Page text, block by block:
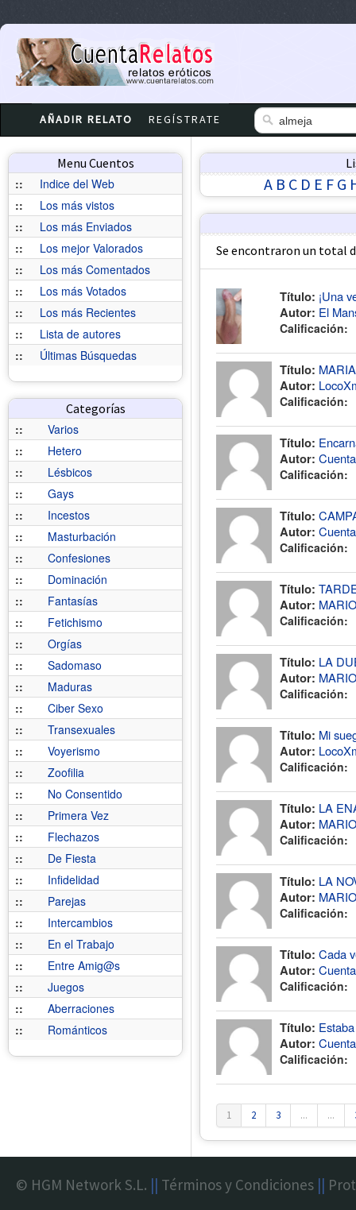
AÑADIR RELATO REGÍSTRATE
Menu Cuentos
::
Indice del Web
::
Los más vistos
::
Los más Enviados
::
Los mejor Valorados
::
Los más Comentados
::
Los más Votados
::
Los más Recientes
::
Lista de autores
::
Últimas Búsquedas
Categorías
::
Varios
::
Hetero
::
Lésbicos
::
Gays
::
Incestos
::
Masturbación
::
Confesiones
::
Dominación
::
Fantasías
::
Fetichismo
::
Orgías
::
Sadomaso
::
Maduras
::
Ciber Sexo
::
Transexuales
::
Voyerismo
::
Zoofilia
::
No Consentido
::
Primera Vez
::
Flechazos
::
De Fiesta
::
Infidelidad
::
Parejas
::
Intercambios
::
En el Trabajo
::
Entre Amig@s
::
Juegos
::
Aberraciones
::
Románticos
A B C D E F G
Se encontraron un total
Título: ¡Una
Autor: El
Calificación:
Título:
Autor:
Calificación:
Título:
Autor:
Calificación:
Título:
Autor:
Calificación:
Título:
Autor: MARIO
Calificación:
Título: LA
Autor: MARIO
Calificación:
Título: Mi
Autor:
Calificación:
Título: LA
Autor: MARIO
Calificación:
Título: LA
Autor: MARIO
Calificación:
Título: Cada
Autor:
Calificación:
Título:
Autor:
Calificación:
1 2 3 ... ...
© HGM Network S.L. || Términos y Condiciones ||